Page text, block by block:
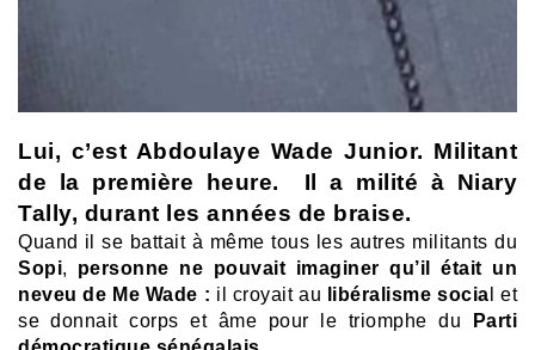
Lui, c’est Abdoulaye Wade Junior. Militant
de la première heure. Il a milité à Niary
Tally, durant les années de braise.
Quand il se battait à même tous les autres militants du
Sopi, personne ne pouvait imaginer qu’il était un
neveu de Me Wade : i l croyait au libéralisme socia l et
se donnait corps et âme pour le triomphe du
Parti